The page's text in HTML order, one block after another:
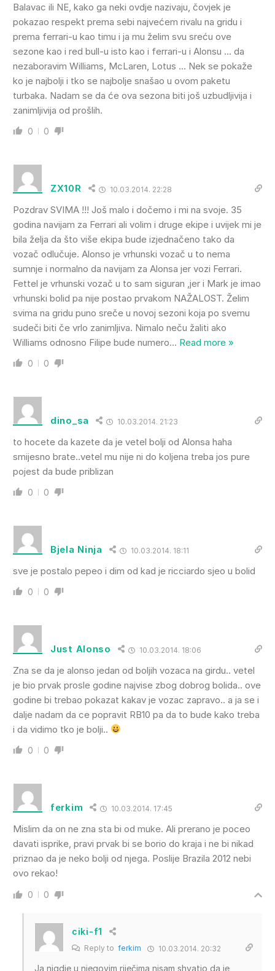
Balavac ili NE, kako ga neki ovdje nazivaju, čovjek je
pokazao respekt prema sebi najvećem rivalu na gridu i
prema ferrari-u kao timu i ja mu želim svu sreću ove
sezone kao i red bull-u isto kao i ferrari-u i Alonsu … da
nezaboravim Williams, McLaren, Lotus … Nek se pokaže
ko je najbolji i tko se najbolje snašao u ovom paketu
turbaka. Nadam se da će ova sezona biti još uzbudljivija i
zanimljivija od prošlih.
0 0
ZX10R 10.03.2014. 22:28
Pozdrav SVIMA !!! Još malo i dočemo i mi na svoje. 35
godina navijam za Ferrari ali volim i druge ekipe i uvijek mi je
bila želja da što više ekipa bude izjednačeno tako da
vozač odlučuje. Alonso je vrhunski vozač u to nema
sumnje i normalno da navijam za Alonsa jer vozi Ferrari.
Fettel je vrhunski vozač u to sam siguran ,jer i Mark je imao
vrhunski bolid pa nije postao prvakom NAŽALOST. Želim
svima na gridu puno sreče u novoj sezoni koja po svemu
sudeči biti če vrlo zanimljiva. Nimalo neču žaliti ako
Williams odnosno Filipe bude numero… Read more »
0 0
dino_sa 10.03.2014. 21:23
to hocete da kazete da je vetel bolji od Alonsa haha
smijesno brate..vetel mu nije ni do koljena treba jos pure
pojest da bude priblizan
0 0
Bjela Ninja 10.03.2014. 18:11
sve je postalo pepeo i dim od kad je ricciardo sjeo u bolid
0 0
Just Alonso 10.03.2014. 18:06
Zna se da je alonso jedan od boljih vozaca na girdu.. vetel
je bio prvak prosle godine najvise zbog dobrog bolida.. ove
godine bi trebao pokazat kakav je vozac zapravo.. a ja se i
dalje nadam da ce popravit RB10 pa da to bude kako treba
i da vidimo tko je bolji..
0 0
ferkim 10.03.2014. 17:45
Mislim da on ne zna sta bi od muke. Ali prerano je poceo
davati isprike, pravi prvak bi se borio do kraja i ne bi nikad
priznao da je neko bolji od njega. Poslije Brazila 2012 nebi
ovo rekao!
0 0
ciki-f1
Reply to ferkim 10.03.2014. 20:32
Ja nigdje u njegovim riječima nisam shvatio da je